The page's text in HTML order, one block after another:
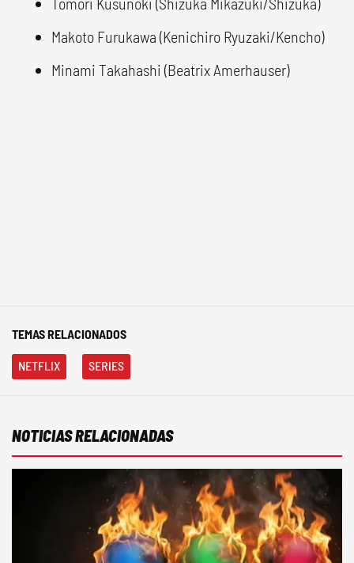
Makoto Furukawa (Kenichiro Ryuzaki/Kencho)
Minami Takahashi (Beatrix Amerhauser)
TEMAS RELACIONADOS
NETFLIX SERIES
NOTICIAS RELACIONADAS